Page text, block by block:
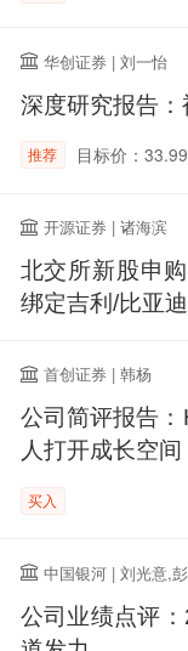
华创证券 | 刘一怡
深度研究报告
推荐 目标价：33.99
开源证券 | 诸海滨
北交所新股申
绑定吉利/比亚
首创证券 | 韩杨
公司简评报告
人打开成长空间
买入
中国银河 | 刘光意,
公司业绩点评